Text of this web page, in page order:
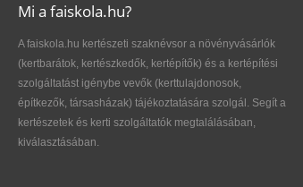
Mi a faiskola.hu?
A faiskola.hu kertészeti szaknévsor a növényvásárlók
(kertbarátok, kertészkedők, kertépítők) és a kertépítési
szolgáltatást igénybe vevők (kerttulajdonosok,
építkezők, társasházak) tájékoztatására szolgál. Segít a
kertészetek és kerti szolgáltatók megtalálásában,
kiválasztásában.